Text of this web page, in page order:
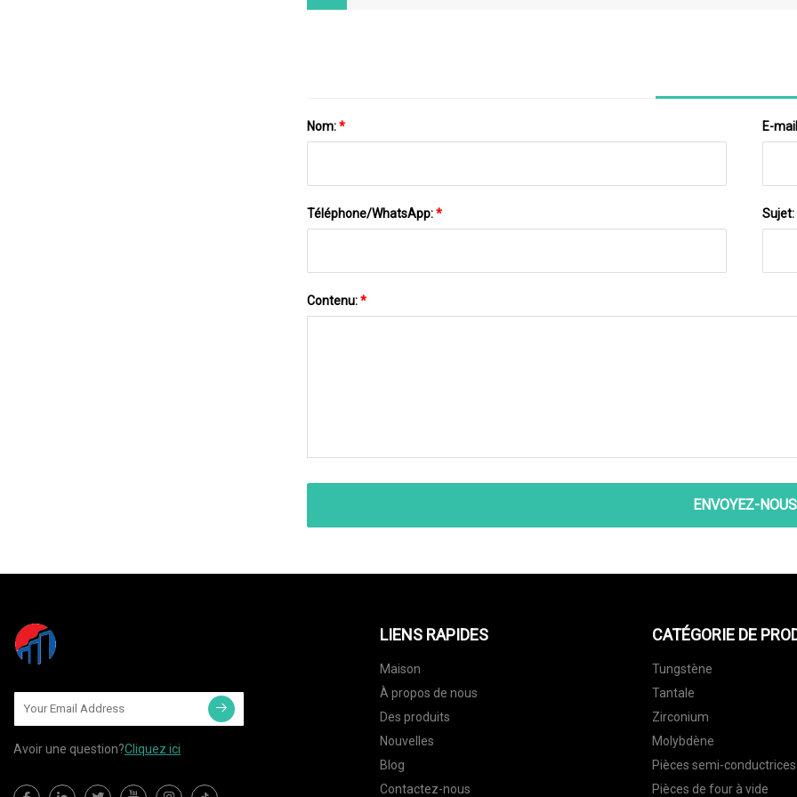
Nom:* E-
Téléphone/WhatsApp:* Sujet:
Contenu:*
ENVOYEZ-NOUS
Avoir une question?Cliquez ici
LIENS RAPIDES
Maison
À propos de nous
Des produits
Nouvelles
Blog
Contactez-nous
CATÉGORIE DE
Tungstène
Tantale
Zirconium
Molybdène
Pièces semi-conductrices
Pièces de four à vide